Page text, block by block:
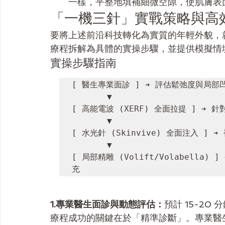
「一機三針」實戰策略與
要將上述前沿科技轉化為實質的年輕外貌
療程拆解為具體的實操步驟，並提供模擬
實操步驟指南
[ 醫生專業面診 ] ➔ 評估鬆弛度與局部
[ 高能電波 (XERF) 全面拉提 ] ➔ 針對
[ 水光針 (Skinvive) 全面注入 ] ➔ 補
[ 局部精雕 (Volift/Volabella) ] ➔ 針
1.專業醫生面診與動態評估： 預計 15-20 分
療程成功的關鍵在於「精準診斷」。專業